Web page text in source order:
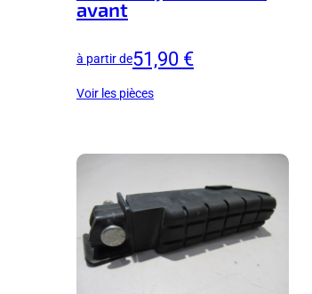
avant
à partir de51,90 €
Voir les pièces